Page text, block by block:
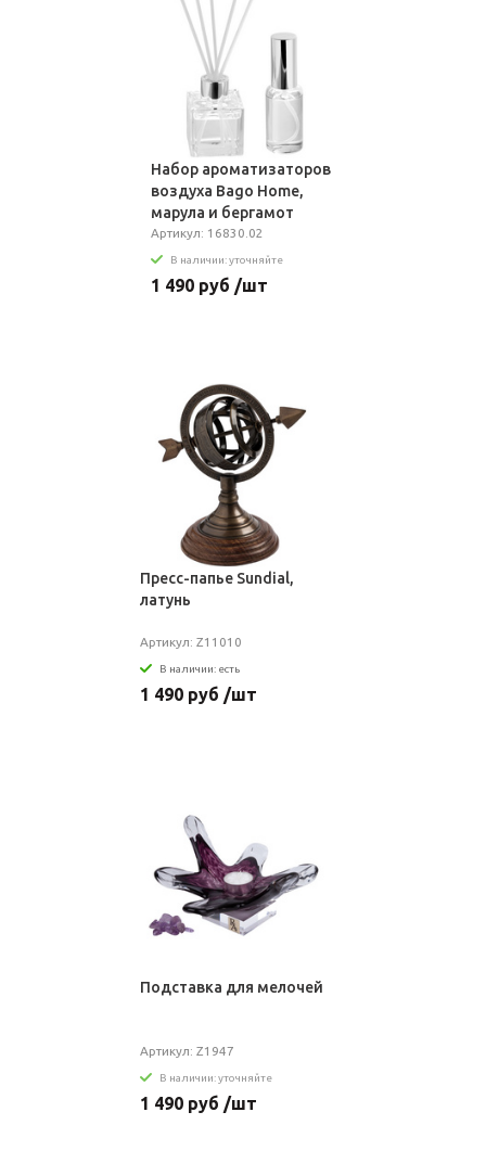
Набор ароматизаторов
воздуха Bago Home,
марула и бергамот
Артикул: 16830.02
В наличии: уточняйте
1 490 руб /шт
Пресс-папье Sundial,
латунь
Артикул: Z11010
В наличии: есть
1 490 руб /шт
Подставка для мелочей
Артикул: Z1947
В наличии: уточняйте
1 490 руб /шт